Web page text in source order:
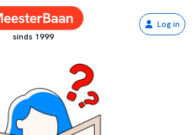
sinds 1999
Log in